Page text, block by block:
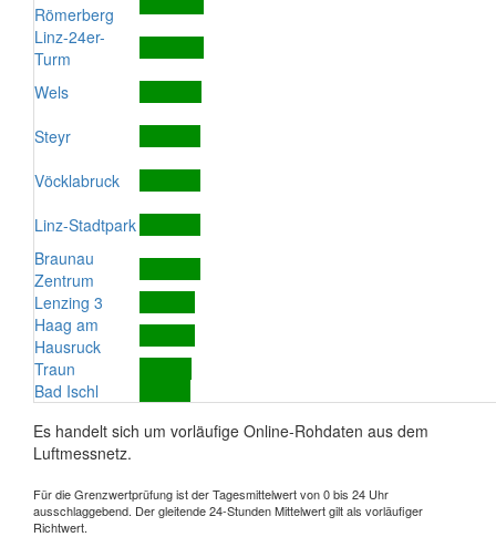
Römerberg
Linz-24er-
Turm
Wels
Steyr
Vöcklabruck
Linz-Stadtpark
Braunau
Zentrum
Lenzing 3
Haag am
Hausruck
Traun
Bad Ischl
Es handelt sich um vorläufige Online-Rohdaten aus dem
Luftmessnetz.
Für die Grenzwertprüfung ist der Tagesmittelwert von 0 bis 24 Uhr
ausschlaggebend. Der gleitende 24-Stunden Mittelwert gilt als vorläufiger
Richtwert.